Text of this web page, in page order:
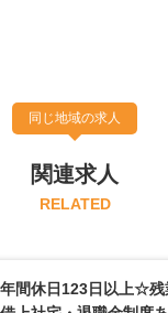
同じ地域の求人
関連求人
RELATED
年間休日123日以上☆